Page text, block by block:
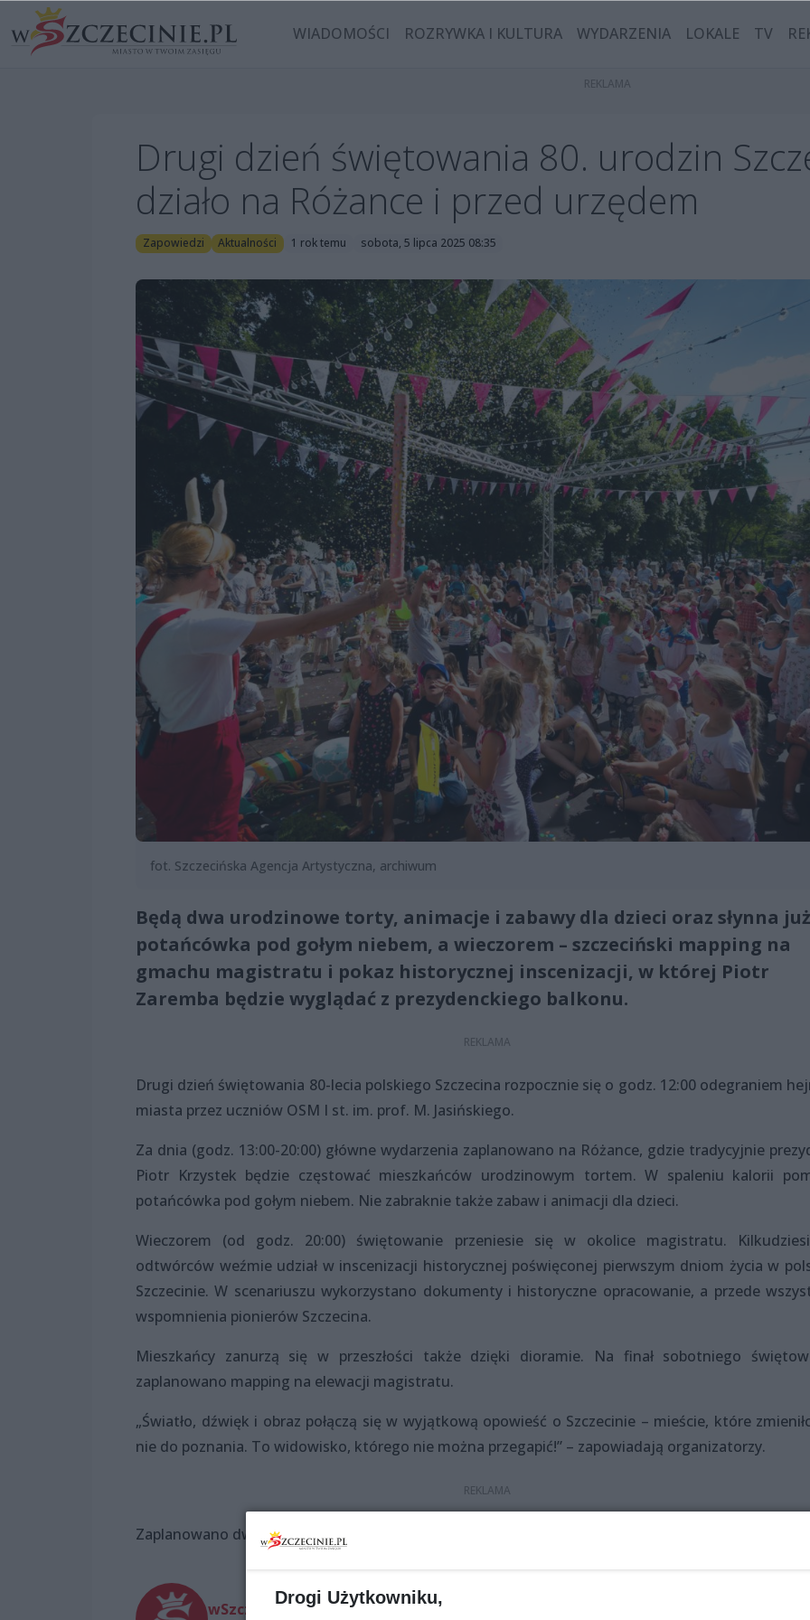
WIADOMOŚCI ROZRYWKA I KULTURA WYDARZENIA LOKALE TV
Drugi dzień świętowania 80. urodzin
działo na Różance i przed urzędem
Zapowiedzi Aktualności 1 rok temu sobota, 5 lipca 2025 08:35
fot. Szczecińska Agencja Artystyczna, archiwum
Będą dwa urodzinowe torty, animacje i zabawy dla dzieci oraz słynna już
potańcówka pod gołym niebem, a wieczorem – szczeciński mapping na
gmachu magistratu i pokaz historycznej inscenizacji, w której Piotr
Zaremba będzie wyglądać z prezydenckiego balkonu.
Drugi dzień świętowania 80-lecia polskiego Szczecina rozpocznie się o godz. 12:00 odegraniem
miasta przez uczniów OSM I st. im. prof. M. Jasińskiego.
Za dnia (godz. 13:00-20:00) główne wydarzenia zaplanowano na Różance, gdzie tradycyjnie
Piotr Krzystek będzie częstować mieszkańców urodzinowym tortem. W spaleniu kalorii
potańcówka pod gołym niebem. Nie zabraknie także zabaw i animacji dla dzieci.
Wieczorem (od godz. 20:00) świętowanie przeniesie się w okolice magistratu.
odtwórców weźmie udział w inscenizacji historycznej poświęconej pierwszym dniom życia w
Szczecinie. W scenariuszu wykorzystano dokumenty i historyczne opracowanie, a przede
wspomnienia pionierów Szczecina.
Mieszkańcy zanurzą się w przeszłości także dzięki dioramie. Na finał sobotniego
zaplanowano mapping na elewacji magistratu.
„Światło, dźwięk i obraz połączą się w wyjątkową opowieść o Szczecinie – mieście, które
nie do poznania. To widowisko, którego nie można przegapić!” – zapowiadają organizatorzy.
Zaplanowano dwa pokazy o godz. 22:30 i 23:00.
wSzczecinie.pl
Drogi Użytkowniku,